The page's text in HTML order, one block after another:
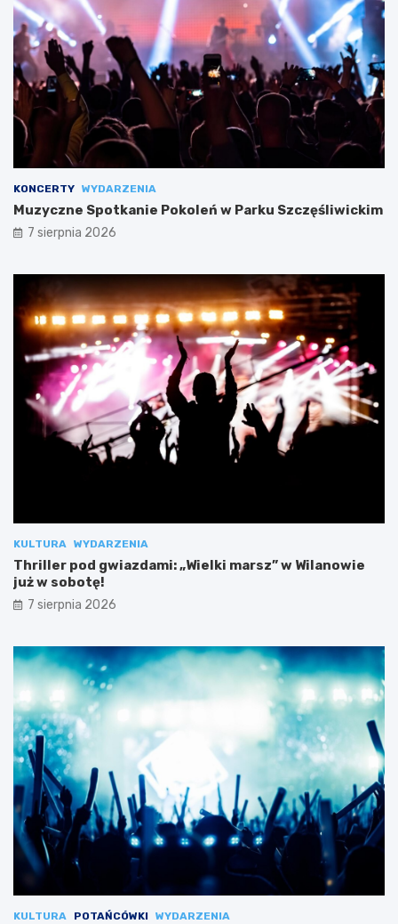
KONCERTY WYDARZENIA
Muzyczne Spotkanie Pokoleń w Parku Szczęśliwickim
7 sierpnia 2026
KULTURA WYDARZENIA
Thriller pod gwiazdami: „Wielki marsz” w Wilanowie
już w sobotę!
7 sierpnia 2026
KULTURA POTAŃCÓWKI WYDARZENIA